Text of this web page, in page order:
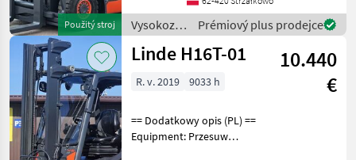
Použitý stroj
Additional info: Stan:
Bardzo dobry, Możliwość U
Vysokozdvižné
vozíky a
skladová
Linde
Prémiový plus prodejce
Linde H16T-01
10.440
€
R. v. 2019 9033 h
== Dodatkowy opis (PL) ==
Equipment: Przesuw